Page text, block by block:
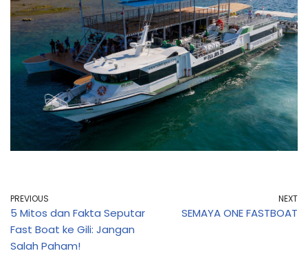
PREVIOUS
5 Mitos dan Fakta Seputar
Fast Boat ke Gili: Jangan
Salah Paham!
NEXT
SEMAYA ONE FASTBOAT